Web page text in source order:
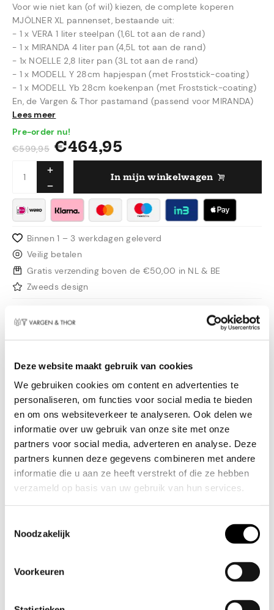
Deze website maakt gebruik van cookies
We gebruiken cookies om content en advertenties te
personaliseren, om functies voor social media te bieden
en om ons websiteverkeer te analyseren. Ook delen we
informatie over uw gebruik van onze site met onze
partners voor social media, adverteren en analyse. Deze
partners kunnen deze gegevens combineren met andere
informatie die u aan ze heeft verstrekt of die ze hebben
verzameld op basis van uw gebruik van hun services.
Noodzakelijk
Voorkeuren
Voor wie niet kan (of wil) kiezen, de complete koperen
MJÖLNER XL pannenset, bestaande uit:
- 1 x VERA 1 liter steelpan (1,6L tot aan de rand)
- 1 x MIRANDA 4 liter pan (4,5L tot aan de rand)
- 1x NOELLE 2,8 liter pan (3L tot aan de rand)
- 1 x MODELL Y 28cm hapjespan (met Froststick-coating)
- 1 x MODELL Yb 28cm koekenpan (met Froststick-coating)
En, de Vargen & Thor pastamand (passend voor MIRANDA)
Lees meer
Pre-order nu!
€599,95 €464,95
In mijn winkelwagen
Binnen 1 – 3 werkdagen geleverd
Veilig betalen
Gratis verzending boven de €50,00 in NL & BE
Zweeds design
Productinformatie
hebben? Dan is dit de Combideal die je zoekt.
De MJÖLNER serie een lieveling onder
professionals en amateurs. Herkenbaar aan het
uniek gehamerde, koperen afwerking samen met
RVS details.
De complete, 6-delige, MJÖLNER XL set bestaat
1 x VERA 1 liter steelpan (1,6L tot aan de rand)
1x NOELLE 2,8 liter pan (3L tot aan de rand)
Froststick-coating)
Froststick-coating)